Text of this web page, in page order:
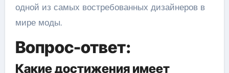
одной из самых востребованных дизайнеров в
мире моды.
Вопрос-ответ:
Какие достижения имеет